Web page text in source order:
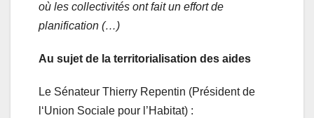
où les collectivités ont fait un effort de
planification (…)
Au sujet de la territorialisation des aides
Le Sénateur Thierry Repentin (Président de
l‘Union Sociale pour l’Habitat) :